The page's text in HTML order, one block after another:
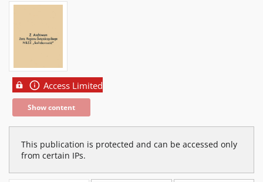
Access Limited
Show content
This publication is protected and can be accessed only
from certain IPs.